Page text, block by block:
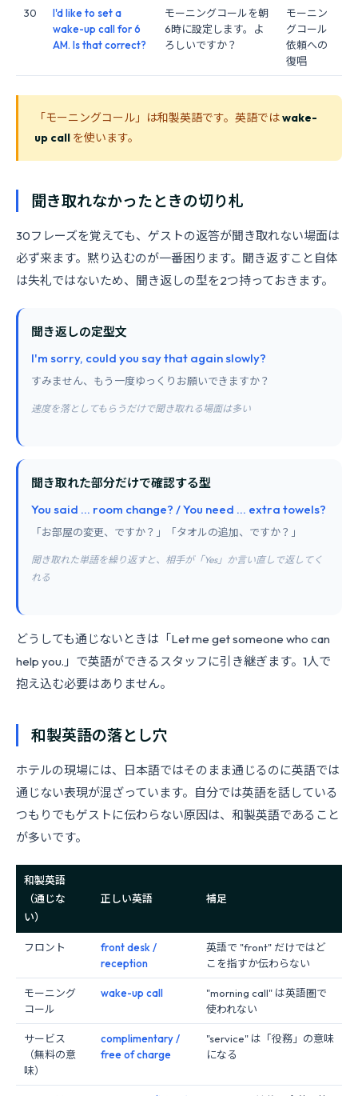
30
I'd like to set a
wake-up call for 6
AM. Is that correct?
モーニングコールを朝
6時に設定します。よ
ろしいですか？
モーニン
グコール
依頼への
復唱
「モーニングコール」は和製英語です。英語ではwake-
up call を使います。
聞き取れなかったときの切り札
30フレーズを覚えても、ゲストの返答が聞き取れない場面は
必ず来ます。黙り込むのが一番困ります。聞き返すこと自体
は失礼ではないため、聞き返しの型を2つ持っておきます。
聞き返しの定型文
I'm sorry, could you say that again slowly?
すみません、もう一度ゆっくりお願いできますか？
速度を落としてもらうだけで聞き取れる場面は多い
聞き取れた部分だけで確認する型
You said ... room change? / You need ... extra towels?
「お部屋の変更、ですか？」「タオルの追加、ですか？」
聞き取れた単語を繰り返すと、相手が「Yes」か言い直しで返してく
れる
どうしても通じないときは「Let me get someone who can
help you.」で英語ができるスタッフに引き継ぎます。1人で
抱え込む必要はありません。
和製英語の落とし穴
ホテルの現場には、日本語ではそのまま通じるのに英語では
通じない表現が混ざっています。自分では英語を話している
つもりでもゲストに伝わらない原因は、和製英語であること
が多いです。
和製英語
（通じな
い）
正しい英語 補足
フロント
front desk /
reception
英語で "front" だけではど
こを指すか伝わらない
モーニング
コール
wake-up call
"morning call" は英語圏で
使われない
サービス
（無料の意
味）
complimentary /
free of charge
"service" は「役務」の意味
になる